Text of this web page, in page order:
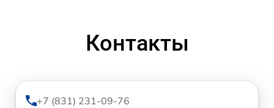
Контакты
+7 (831) 231-09-76